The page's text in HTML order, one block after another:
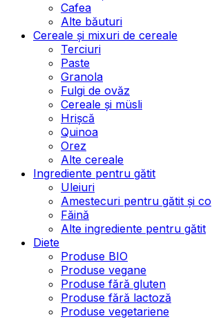
Cafea
Alte băuturi
Cereale și mixuri de cereale
Terciuri
Paste
Granola
Fulgi de ovăz
Cereale și müsli
Hrișcă
Quinoa
Orez
Alte cereale
Ingrediente pentru gătit
Uleiuri
Amestecuri pentru gătit și
Făină
Alte ingrediente pentru gătit
Diete
Produse BIO
Produse vegane
Produse fără gluten
Produse fără lactoză
Produse vegetariene